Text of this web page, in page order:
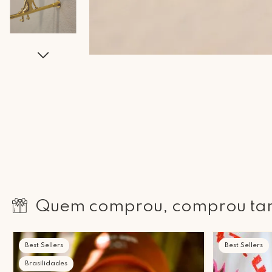
Quem comprou, comprou
Best Sellers
Brasilidades
Best Sellers